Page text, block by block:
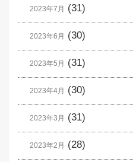
2023年7月 (31)
2023年6月 (30)
2023年5月 (31)
2023年4月 (30)
2023年3月 (31)
2023年2月 (28)